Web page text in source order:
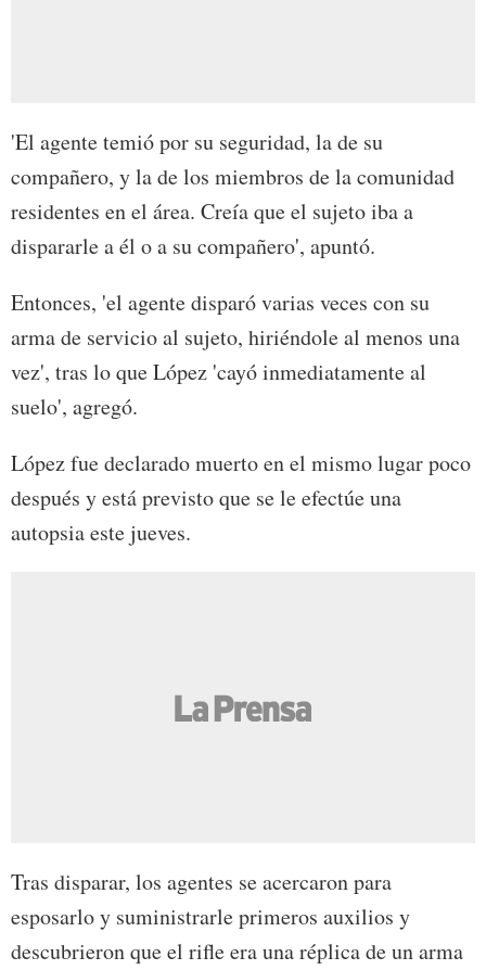
'El agente temió por su seguridad, la de su
compañero, y la de los miembros de la comunidad
residentes en el área. Creía que el sujeto iba a
dispararle a él o a su compañero', apuntó.
Entonces, 'el agente disparó varias veces con su
arma de servicio al sujeto, hiriéndole al menos una
vez', tras lo que López 'cayó inmediatamente al
suelo', agregó.
López fue declarado muerto en el mismo lugar poco
después y está previsto que se le efectúe una
autopsia este jueves.
Tras disparar, los agentes se acercaron para
esposarlo y suministrarle primeros auxilios y
descubrieron que el rifle era una réplica de un arma